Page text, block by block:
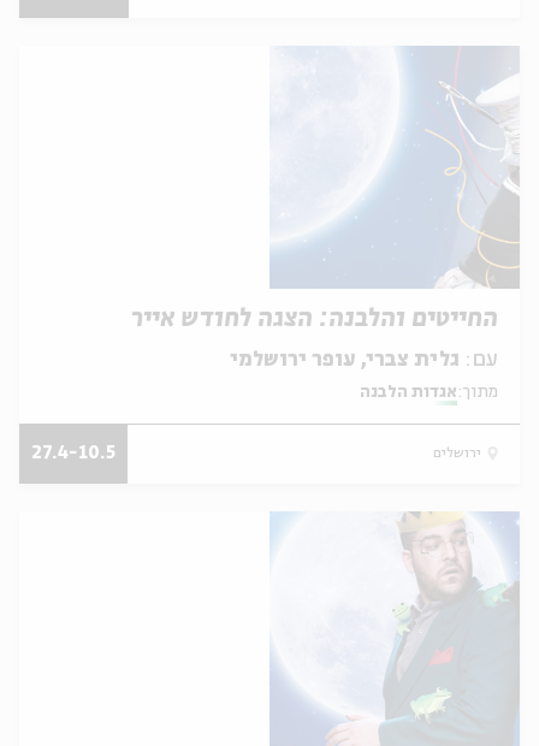
החייטים והלבנה: הצגה לחודש אייר
עם:
מתוך: אגדות הלבנה
ירושלים 27.4-10.5